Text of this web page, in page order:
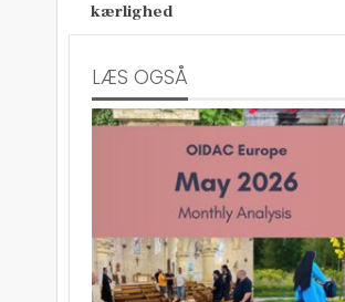
kærlighed
LÆS OGSÅ